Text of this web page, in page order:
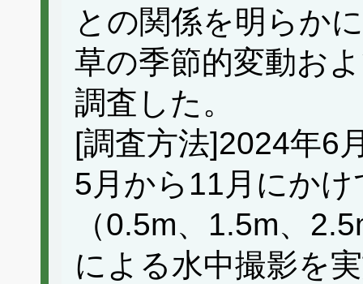
との関係を明らか
草の季節的変動お
調査した。
[調査方法]2024年6
5月から11月にか
（0.5m、1.5m、
による水中撮影を